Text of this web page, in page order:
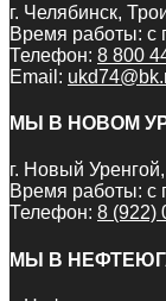
г. Челябинск,
Время работы: с
Телефон: 8 800
Email:
МЫ В НОВОМ
г. Новый
Время работы: с
Телефон: 8 (922)
МЫ В